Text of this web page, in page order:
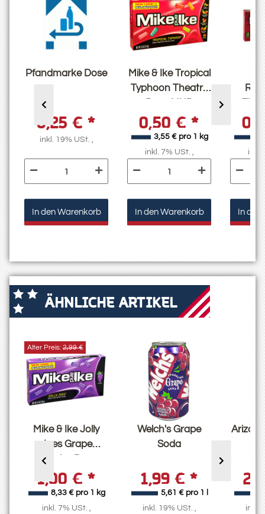
Pfandmarke Dose
0,25 € *
inkl. 19% USt. ,
In den Warenkorb
Mike & Ike Tropical
Typhoon Theatre
30.09.25
0,50 € *
3,55 € pro 1 kg
inkl. 7% USt. ,
In den Warenkorb
inkl.
In den
ÄHNLICHE ARTIKEL
Mike & Ike Jolly
Joes Grape
Theater Box -
MHD 31.12.25
1,00 € *
8,33 € pro 1 kg
Alter Preis: 2,99 €
inkl. 7% USt. ,
Welch's Grape
Soda
1,99 € *
5,61 € pro 1 l
inkl. 19% USt. ,
inkl.